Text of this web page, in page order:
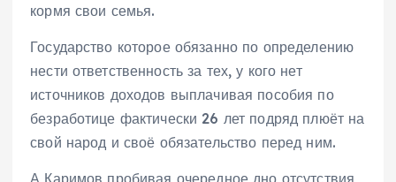
кормя свои семья.
Государство которое обязанно по определению
нести ответственность за тех, у кого нет
источников доходов выплачивая пособия по
безработице фактически 26 лет подряд плюёт на
свой народ и своё обязательство перед ним.
А Каримов пробивая очередное дно отсутствия